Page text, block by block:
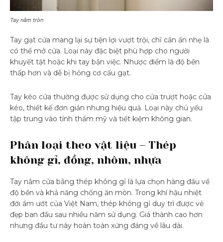
Tay nắm tròn
Tay gạt cửa mang lại sự tiện lợi vượt trội, chỉ cần ấn nhẹ là
có thể mở cửa. Loại này đặc biệt phù hợp cho người
khuyết tật hoặc khi tay bận việc. Nhược điểm là độ bền
thấp hơn và dễ bị hỏng cơ cấu gạt.
Tay kéo cửa thường được sử dụng cho cửa trượt hoặc cửa
kéo, thiết kế đơn giản nhưng hiệu quả. Loại này chủ yếu
tập trung vào tính thẩm mỹ và tiết kiệm không gian.
Phân loại theo vật liệu – Thép
không gỉ, đồng, nhôm, nhựa
Tay nắm cửa bằng thép không gỉ là lựa chọn hàng đầu về
độ bền và khả năng chống ăn mòn. Trong khí hậu nhiệt
đới ẩm ướt của Việt Nam, thép không gỉ duy trì được vẻ
đẹp ban đầu sau nhiều năm sử dụng. Giá thành cao hơn
nhưng đầu tư này hoàn toàn xứng đáng về lâu dài.